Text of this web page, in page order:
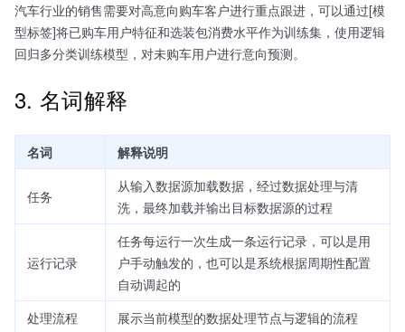
汽车行业的销售需要对高意向购车客户进行重点跟进，可以通过[模
型标签]将已购车用户特征和选装包消费水平作为训练集，使用逻辑
回归多分类训练模型，对未购车用户进行意向预测。
3. 名词解释
名词 解释说明
任务
从输入数据源加载数据，经过数据处理与清
洗，最终加载并输出目标数据源的过程
运行记录
任务每运行一次生成一条运行记录，可以是用
户手动触发的，也可以是系统根据周期性配置
自动调起的
处理流程
展示当前模型的数据处理节点与逻辑的流程